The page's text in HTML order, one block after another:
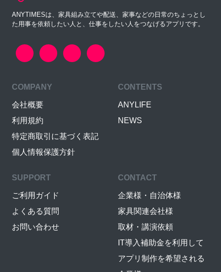
ANYTIMESは、家具組み立てや配送、家事などの日常のちょっとし
た用事を依頼したい人と、仕事をしたい人をつなげるアプリです。
COMPANY
会社概要
利用規約
特定商取引に基づく表記
個人情報保護方針
CONTENTS
ANYLIFE
NEWS
SUPPORT
ご利用ガイド
よくある質問
お問い合わせ
CONTACT
企業様・自治体様
家具関連会社様
取材・講演依頼
IT導入補助金を利用して
アプリ制作を希望される